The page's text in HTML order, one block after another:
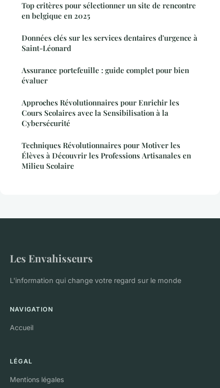
Top critères pour sélectionner un site de rencontre
en belgique en 2025
Données clés sur les services dentaires d'urgence à
Saint-Léonard
Assurance portefeuille : guide complet pour bien
évaluer
Approches Révolutionnaires pour Enrichir les
Cours Scolaires avec la Sensibilisation à la
Cybersécurité
Techniques Révolutionnaires pour Motiver les
Élèves à Découvrir les Professions Artisanales en
Milieu Scolaire
Les Envahisseurs
L'information qui change votre regard sur le monde
NAVIGATION
Accueil
LÉGAL
Mentions légales